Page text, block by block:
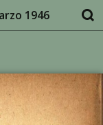
1946